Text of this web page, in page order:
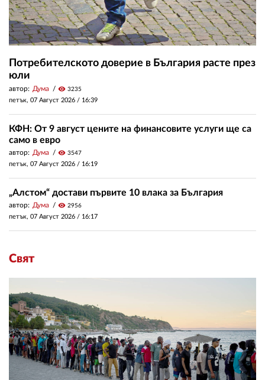
Потребителското доверие в България расте през
юли
автор: Дума visibility 3235
петък, 07 Август 2026 / 16:39
КФН: От 9 август цените на финансовите услуги ще са
само в евро
автор: Дума visibility 3547
петък, 07 Август 2026 / 16:19
„Алстом“ достави първите 10 влака за България
автор: Дума visibility 2956
петък, 07 Август 2026 / 16:17
Свят